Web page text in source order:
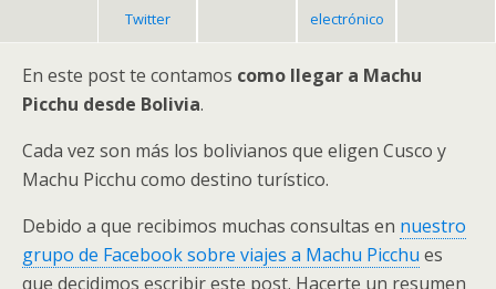
Twitter
electrónico
En este post te contamos como llegar a Machu
Picchu desde Bolivia.
Cada vez son más los bolivianos que eligen Cusco y
Machu Picchu como destino turístico.
Debido a que recibimos muchas consultas en nuestro
grupo de Facebook sobre viajes a Machu Picchu es
que decidimos escribir este post. Hacerte un resumen